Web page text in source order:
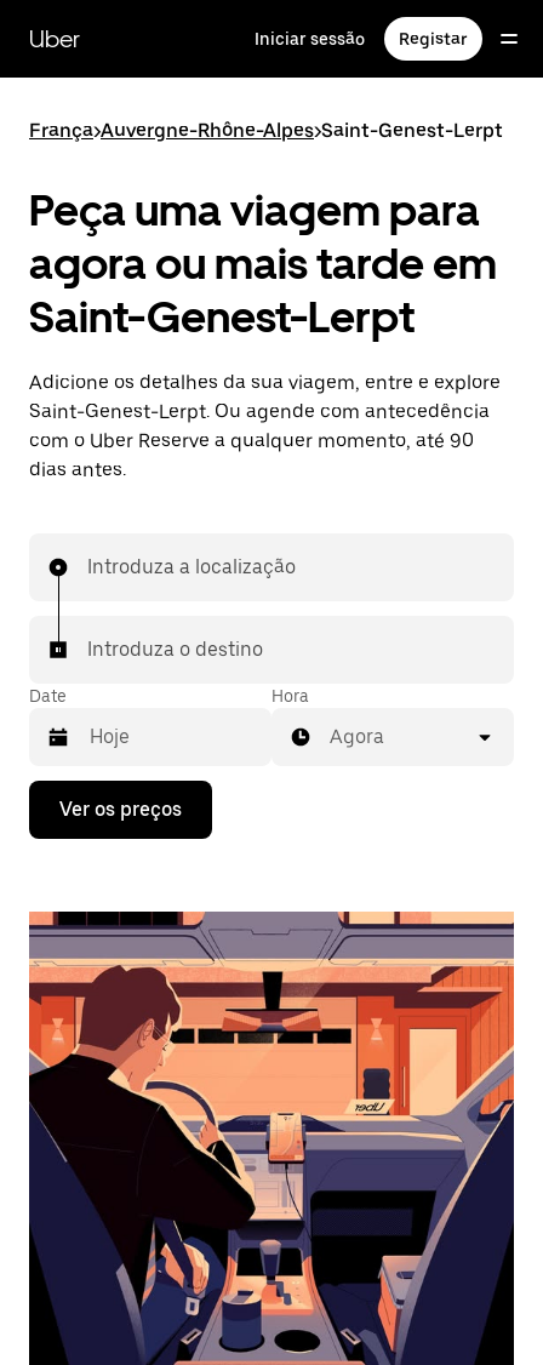
para
conteúdo
Uber Iniciar sessão Registar
França>Auvergne-Rhône-Alpes>Saint-Genest-Lerpt
Peça uma viagem para
agora ou mais tarde em
Saint-Genest-Lerpt
Adicione os detalhes da sua viagem, entre e explore
Saint-Genest-Lerpt. Ou agende com antecedência
com o Uber Reserve a qualquer momento, até 90
dias antes.
Introduza a localização
Introduza o destino
Date
Prima
tecla
interagir
o
calendário
selecionar
uma
data.
Prima
o
botão
o
calendário.
Hora
Agora
Ver os preços